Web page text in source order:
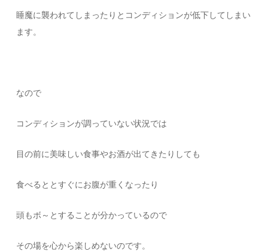
睡魔に襲われてしまったりとコンディションが低下してしまい
ます。
なので
コンディションが調っていない状況では
目の前に美味しい食事やお酒が出てきたりしても
食べるととすぐにお腹が重くなったり
頭もボ～とすることが分かっているので
その場を心から楽しめないのです。